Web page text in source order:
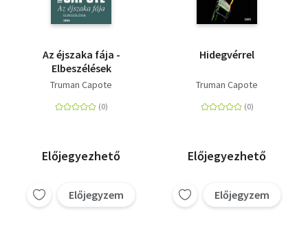
Az éjszaka fája -
Elbeszélések
Truman Capote
Előjegyezhető
Előjegyzem
Hidegvérrel
Truman Capote
Előjegyezhető
Előjegyzem